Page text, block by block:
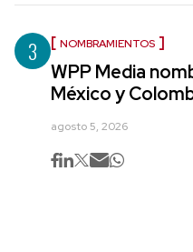
3 NOMBRAMIENTOS
WPP Media
México y
agosto 5, 2026